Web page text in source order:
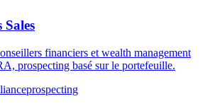
Sales
financiers et wealth management
prospecting basé sur le portefeuille.
prospecting